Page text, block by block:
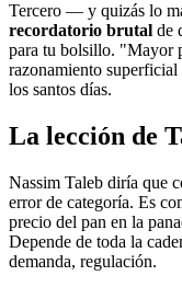
Tercero — y quizás lo
recordatorio brutal de
para tu bolsillo. "Mayor
razonamiento
los santos días.
La lección de
Nassim Taleb diría que
error de categoría. Es
precio del pan en la
Depende de toda la
demanda, regulación.